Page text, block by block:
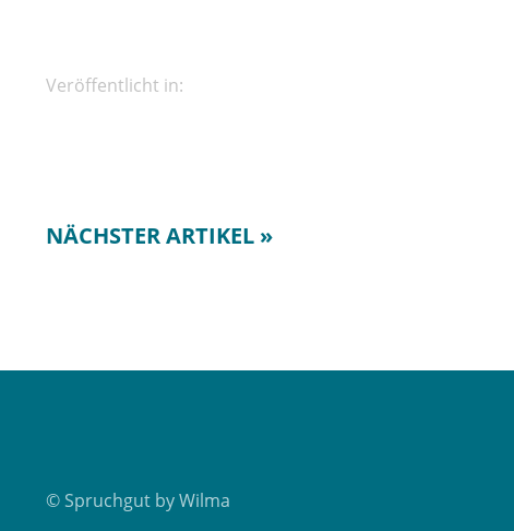
Veröffentlicht in:
NÄCHSTER ARTIKEL »
© Spruchgut by Wilma